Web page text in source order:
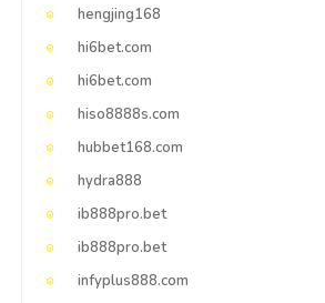
hengjing168
hi6bet.com
hi6bet.com
hiso8888s.com
hubbet168.com
hydra888
ib888pro.bet
ib888pro.bet
infyplus888.com